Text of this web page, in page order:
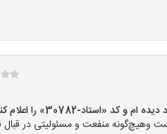
30782» را اعلام کنید»
منفعت و مسئولیتی در قبال